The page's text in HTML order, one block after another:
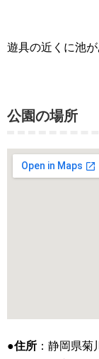
遊具の近くに池
公園の場所
●住所 ：静岡県